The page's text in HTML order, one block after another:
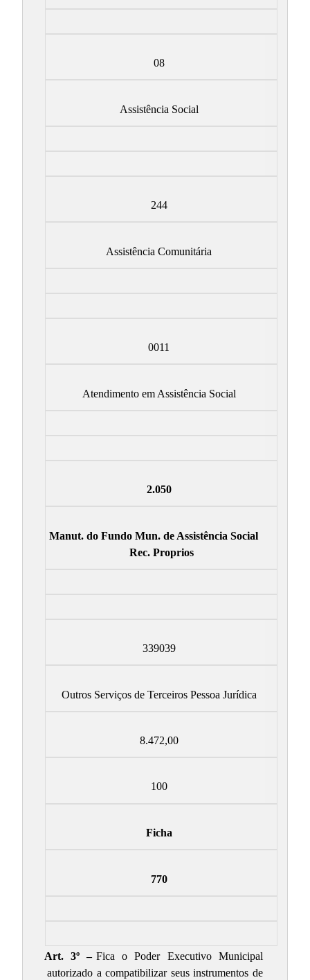
08
Assistência Social
244
Assistência Comunitária
0011
Atendimento em Assistência Social
2.050
Manut. do Fundo Mun. de Assistência Social
Rec. Proprios
339039
Outros Serviços de Terceiros Pessoa Jurídica
8.472,00
100
Ficha
770
Art. 3º –Fica o Poder Executivo Municipal
autorizado a compatibilizar seus instrumentos de